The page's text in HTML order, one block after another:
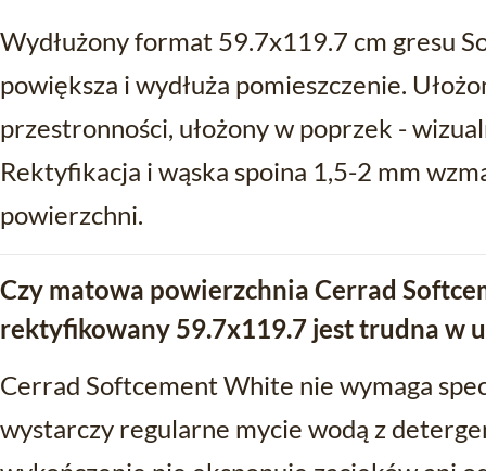
Wydłużony format 59.7x119.7 cm gresu
powiększa i wydłuża pomieszczenie.
przestronności, ułożony w poprzek -
Rektyfikacja i wąska spoina 1,5-2 mm
powierzchni.
Czy matowa powierzchnia Cerrad
rektyfikowany 59.7x119.7 jest trudna w
Cerrad Softcement White nie wymaga
wystarczy regularne mycie wodą z